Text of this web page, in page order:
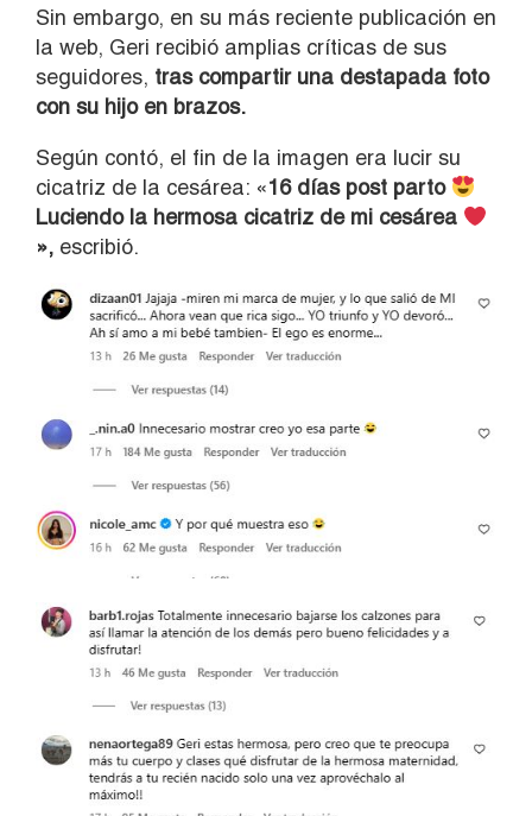
Sin embargo, en su más reciente publicación en
la web, Geri recibió amplias críticas de sus
seguidores, tras compartir una destapada foto
con su hijo en brazos.
Según contó, el fin de la imagen era lucir su
cicatriz de la cesárea: «16 días post parto
Luciendo la hermosa cicatriz de mi cesárea
», escribió.